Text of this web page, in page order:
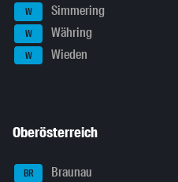
W Simmering
W Währing
W Wieden
Oberösterreich
BR Braunau